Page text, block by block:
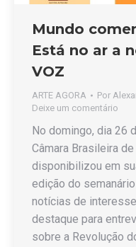
Mundo
Está no ar a
VOZ
ARTE AGORA Por
Deixe um comentário
No domingo, dia 26
Câmara Brasileira
disponibilizou em
edição do
notícias de
destaque para
sobre a Revolução